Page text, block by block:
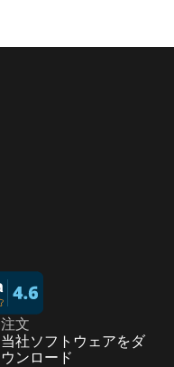
注文
当社ソフトウェアをダ
ウンロード